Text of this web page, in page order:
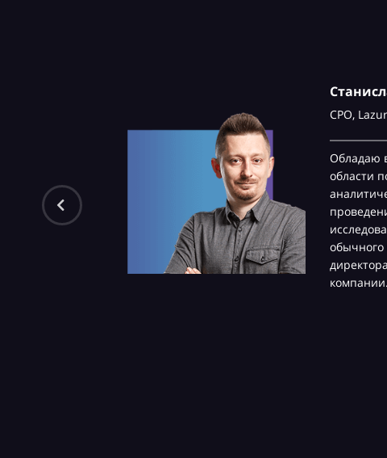
CPO,
Обладаю
области
компании.